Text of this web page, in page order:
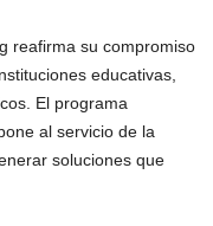
reafirma su compromiso
educativas,
El programa
al servicio de la
soluciones que